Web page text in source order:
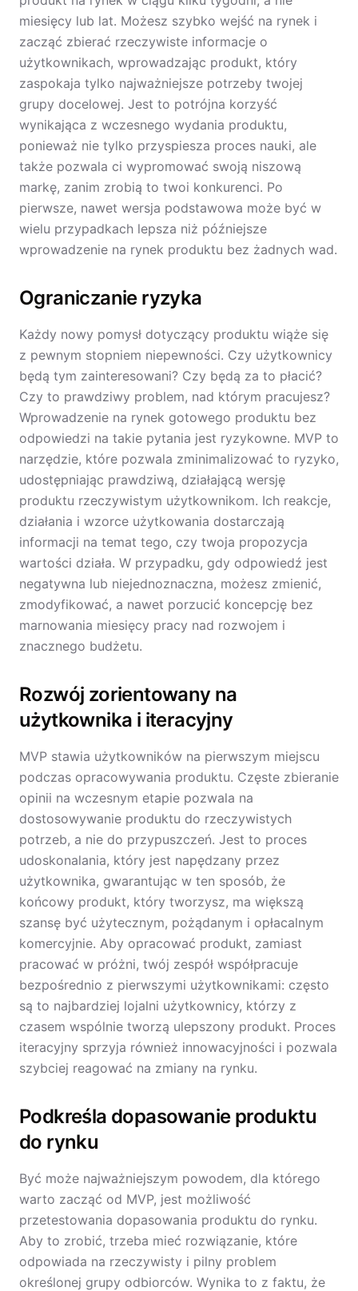
miesięcy lub lat. Możesz szybko wejść na rynek i
zacząć zbierać rzeczywiste informacje o
użytkownikach, wprowadzając produkt, który
zaspokaja tylko najważniejsze potrzeby twojej
grupy docelowej. Jest to potrójna korzyść
wynikająca z wczesnego wydania produktu,
ponieważ nie tylko przyspiesza proces nauki, ale
także pozwala ci wypromować swoją niszową
markę, zanim zrobią to twoi konkurenci. Po
pierwsze, nawet wersja podstawowa może być w
wielu przypadkach lepsza niż późniejsze
wprowadzenie na rynek produktu bez żadnych wad.
Ograniczanie ryzyka
Każdy nowy pomysł dotyczący produktu wiąże się
z pewnym stopniem niepewności. Czy użytkownicy
będą tym zainteresowani? Czy będą za to płacić?
Czy to prawdziwy problem, nad którym pracujesz?
Wprowadzenie na rynek gotowego produktu bez
odpowiedzi na takie pytania jest ryzykowne. MVP to
narzędzie, które pozwala zminimalizować to ryzyko,
udostępniając prawdziwą, działającą wersję
produktu rzeczywistym użytkownikom. Ich reakcje,
działania i wzorce użytkowania dostarczają
informacji na temat tego, czy twoja propozycja
wartości działa. W przypadku, gdy odpowiedź jest
negatywna lub niejednoznaczna, możesz zmienić,
zmodyfikować, a nawet porzucić koncepcję bez
marnowania miesięcy pracy nad rozwojem i
znacznego budżetu.
Rozwój zorientowany na
użytkownika i iteracyjny
MVP stawia użytkowników na pierwszym miejscu
podczas opracowywania produktu. Częste zbieranie
opinii na wczesnym etapie pozwala na
dostosowywanie produktu do rzeczywistych
potrzeb, a nie do przypuszczeń. Jest to proces
udoskonalania, który jest napędzany przez
użytkownika, gwarantując w ten sposób, że
końcowy produkt, który tworzysz, ma większą
szansę być użytecznym, pożądanym i opłacalnym
komercyjnie. Aby opracować produkt, zamiast
pracować w próżni, twój zespół współpracuje
bezpośrednio z pierwszymi użytkownikami: często
są to najbardziej lojalni użytkownicy, którzy z
czasem wspólnie tworzą ulepszony produkt. Proces
iteracyjny sprzyja również innowacyjności i pozwala
szybciej reagować na zmiany na rynku.
Podkreśla dopasowanie produktu
do rynku
Być może najważniejszym powodem, dla którego
warto zacząć od MVP, jest możliwość
przetestowania dopasowania produktu do rynku.
Aby to zrobić, trzeba mieć rozwiązanie, które
odpowiada na rzeczywisty i pilny problem
określonej grupy odbiorców. Wynika to z faktu, że